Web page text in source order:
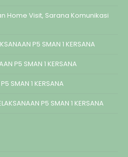
Home Visit, Sarana Komunikasi
P5 SMAN 1 KERSANA
P5 SMAN 1 KERSANA
SMAN 1 KERSANA
P5 SMAN 1 KERSANA